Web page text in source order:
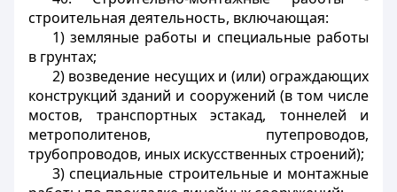
строительная деятельность, включающая:
1) земляные работы и специальные работы
в грунтах;
2) возведение несущих и (или) ограждающих
конструкций зданий и сооружений (в том числе
мостов, транспортных эстакад, тоннелей и
метрополитенов, путепроводов,
трубопроводов, иных искусственных строений);
3) специальные строительные и монтажные